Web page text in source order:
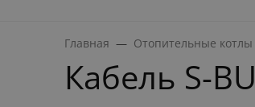
Главная Отопительные котлы
Кабель S-